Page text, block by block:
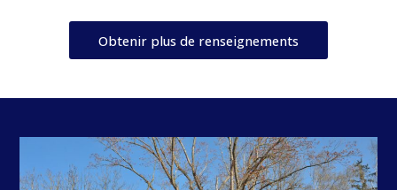
Obtenir plus de renseignements